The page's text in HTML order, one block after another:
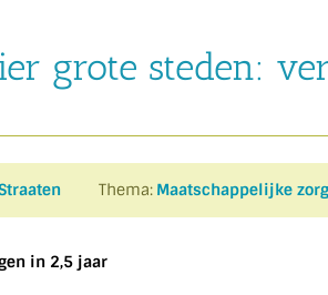
grote steden:
Thema: Maatschappelijke
in 2,5 jaar